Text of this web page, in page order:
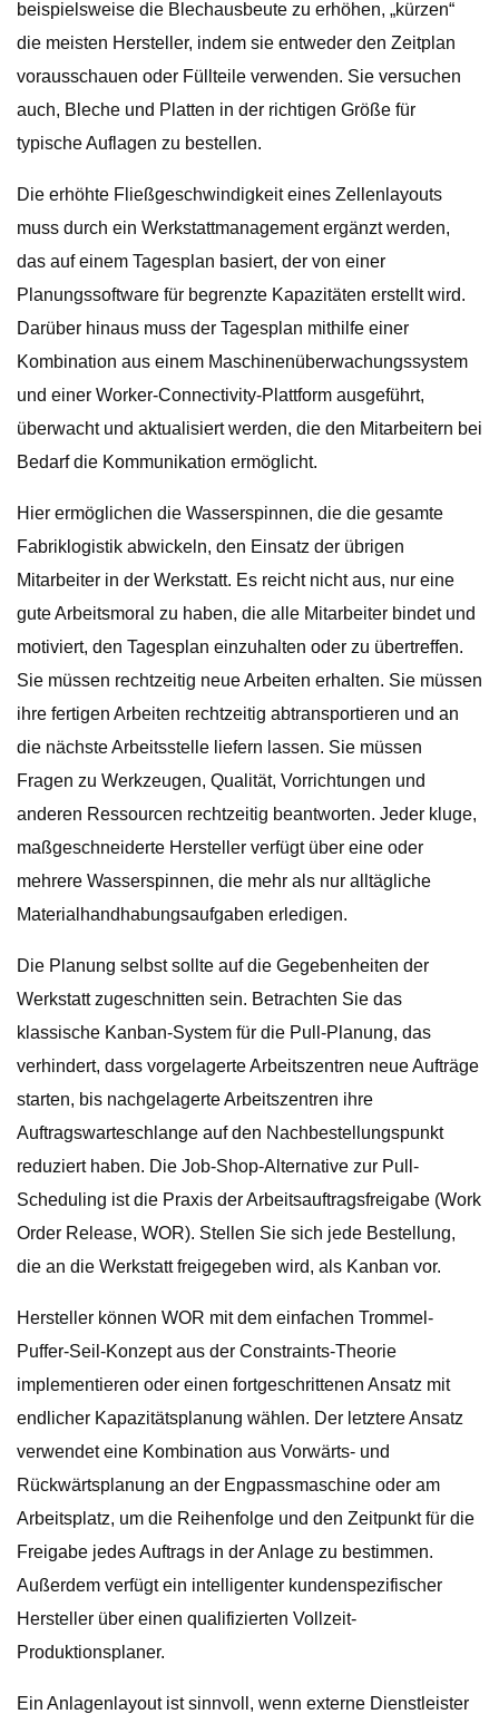
beispielsweise die Blechausbeute zu erhöhen, „kürzen“
die meisten Hersteller, indem sie entweder den Zeitplan
vorausschauen oder Füllteile verwenden. Sie versuchen
auch, Bleche und Platten in der richtigen Größe für
typische Auflagen zu bestellen.
Die erhöhte Fließgeschwindigkeit eines Zellenlayouts
muss durch ein Werkstattmanagement ergänzt werden,
das auf einem Tagesplan basiert, der von einer
Planungssoftware für begrenzte Kapazitäten erstellt wird.
Darüber hinaus muss der Tagesplan mithilfe einer
Kombination aus einem Maschinenüberwachungssystem
und einer Worker-Connectivity-Plattform ausgeführt,
überwacht und aktualisiert werden, die den Mitarbeitern bei
Bedarf die Kommunikation ermöglicht.
Hier ermöglichen die Wasserspinnen, die die gesamte
Fabriklogistik abwickeln, den Einsatz der übrigen
Mitarbeiter in der Werkstatt. Es reicht nicht aus, nur eine
gute Arbeitsmoral zu haben, die alle Mitarbeiter bindet und
motiviert, den Tagesplan einzuhalten oder zu übertreffen.
Sie müssen rechtzeitig neue Arbeiten erhalten. Sie müssen
ihre fertigen Arbeiten rechtzeitig abtransportieren und an
die nächste Arbeitsstelle liefern lassen. Sie müssen
Fragen zu Werkzeugen, Qualität, Vorrichtungen und
anderen Ressourcen rechtzeitig beantworten. Jeder kluge,
maßgeschneiderte Hersteller verfügt über eine oder
mehrere Wasserspinnen, die mehr als nur alltägliche
Materialhandhabungsaufgaben erledigen.
Die Planung selbst sollte auf die Gegebenheiten der
Werkstatt zugeschnitten sein. Betrachten Sie das
klassische Kanban-System für die Pull-Planung, das
verhindert, dass vorgelagerte Arbeitszentren neue Aufträge
starten, bis nachgelagerte Arbeitszentren ihre
Auftragswarteschlange auf den Nachbestellungspunkt
reduziert haben. Die Job-Shop-Alternative zur Pull-
Scheduling ist die Praxis der Arbeitsauftragsfreigabe (Work
Order Release, WOR). Stellen Sie sich jede Bestellung,
die an die Werkstatt freigegeben wird, als Kanban vor.
Hersteller können WOR mit dem einfachen Trommel-
Puffer-Seil-Konzept aus der Constraints-Theorie
implementieren oder einen fortgeschrittenen Ansatz mit
endlicher Kapazitätsplanung wählen. Der letztere Ansatz
verwendet eine Kombination aus Vorwärts- und
Rückwärtsplanung an der Engpassmaschine oder am
Arbeitsplatz, um die Reihenfolge und den Zeitpunkt für die
Freigabe jedes Auftrags in der Anlage zu bestimmen.
Außerdem verfügt ein intelligenter kundenspezifischer
Hersteller über einen qualifizierten Vollzeit-
Produktionsplaner.
Ein Anlagenlayout ist sinnvoll, wenn externe Dienstleister